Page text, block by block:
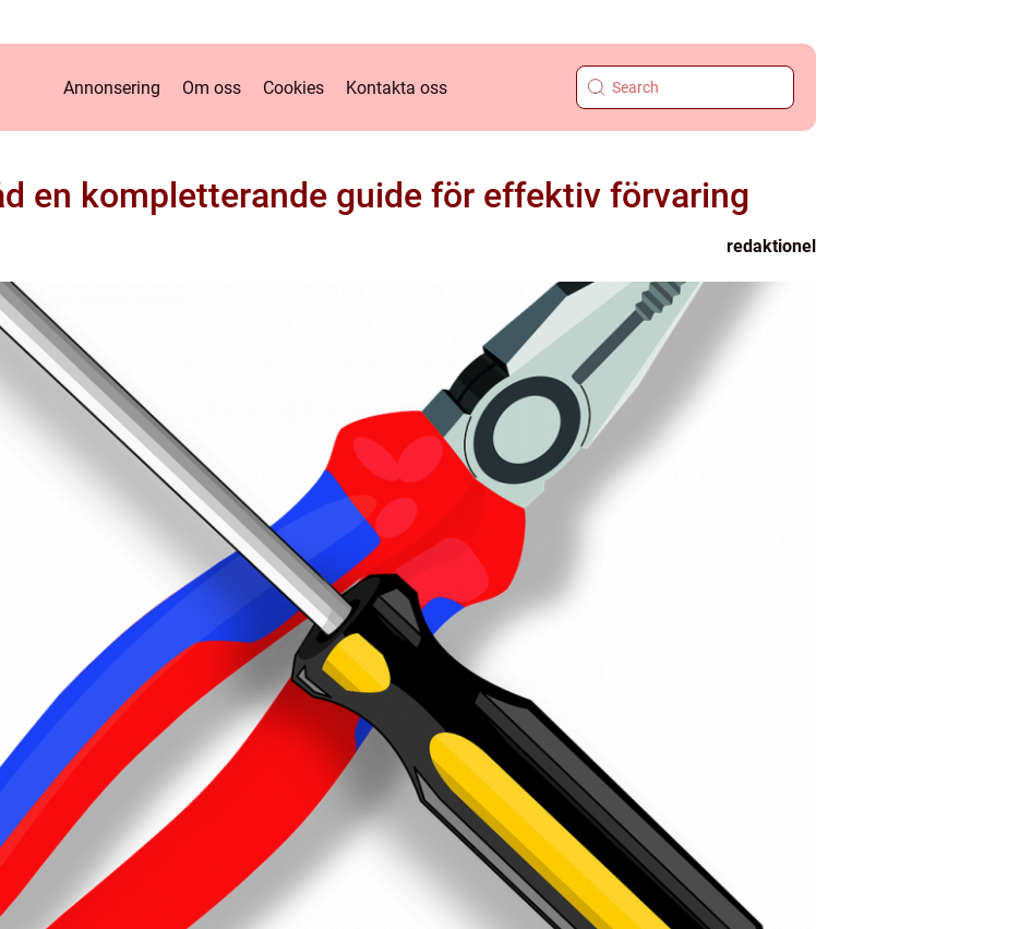
Annonsering Om oss Cookies Kontakta oss
en kompletterande guide för effektiv förvaring
redaktionel